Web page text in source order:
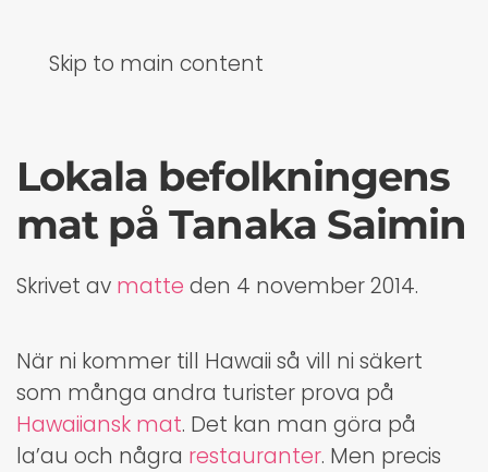
Skip to main content
Lokala befolkningens
mat på Tanaka Saimin
Skrivet av matte den 4 november 2014.
När ni kommer till Hawaii så vill ni säkert
som många andra turister prova på
Hawaiiansk mat. Det kan man göra på
la’au och några restauranter. Men precis